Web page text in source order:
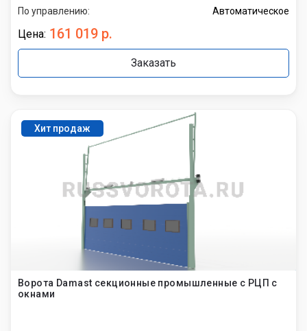
По управлению:
Автоматическое
Цена: 161 019 р.
Заказать
Хит продаж
Ворота Damast секционные промышленные с РЦП с
окнами